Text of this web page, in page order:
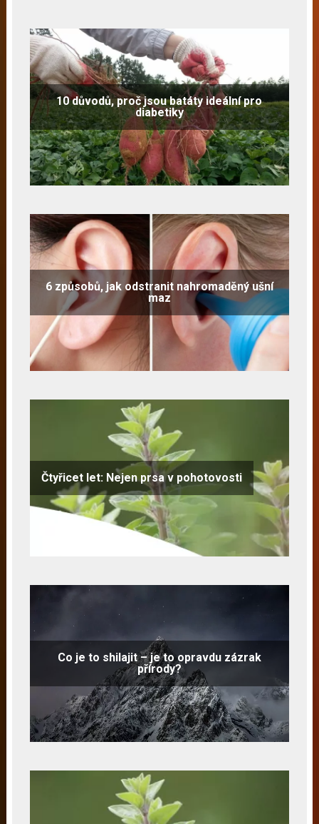
10 důvodů, proč jsou batáty ideální pro
diabetiky
6 způsobů, jak odstranit nahromaděný ušní
maz
Čtyřicet let: Nejen prsa v pohotovosti
Co je to shilajit – je to opravdu zázrak
přírody?